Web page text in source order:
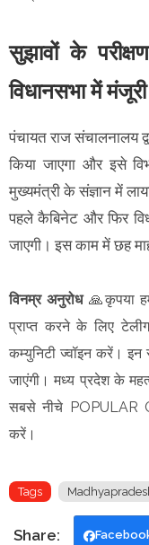
सुझावों के
विधानसभा में मंजूरी
पंचायत राज संचालनालय
किया जाएगा और इसे
मुख्यमंत्री के संज्ञान में
पहले कैबिनेट और फिर
जाएगी। इस काम में छह
विनम्र अनुरोध 🙏कृपया
प्राप्त करने के लिए
कम्युनिटी ज्वॉइन करें।
जाएंगी। मध्य प्रदेश के
सबसे नीचे POPULAR
करें।
Tags